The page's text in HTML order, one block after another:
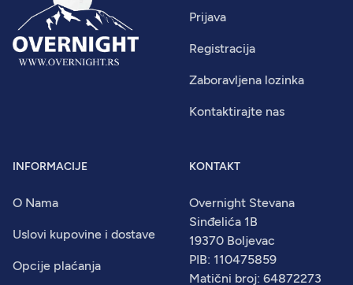
Prijava
Registracija
Zaboravljena lozinka
Kontaktirajte nas
INFORMACIJE
O Nama
Uslovi kupovine i dostave
Opcije plaćanja
KONTAKT
Overnight Stevana
Sinđelića 1B
19370 Boljevac
PIB: 110475859
Matični broj: 64872273